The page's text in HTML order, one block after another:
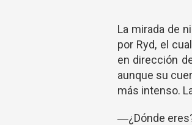
La mirada de
por Ryd, el
en dirección
aunque su
más intenso.
―¿Dónde